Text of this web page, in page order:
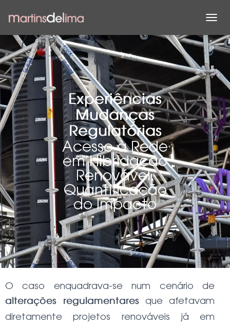
L
T
E
R
N
R
A
N
A
V
E
G
A
Ç
Ã
O
Experiências
Mudanças
Regulatórias
Acesso à Rede
em Hibridação
Renovável.
Quantificação
do Impacto
O caso enquadrava-se num cenário de
alterações regulamentares
que afetavam
diretamente projetos renováveis já em